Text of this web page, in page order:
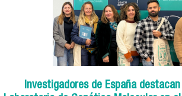
Investigadores de España